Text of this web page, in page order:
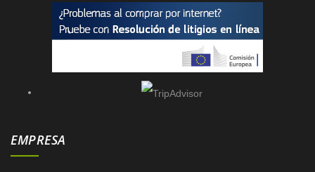
EMPRESA